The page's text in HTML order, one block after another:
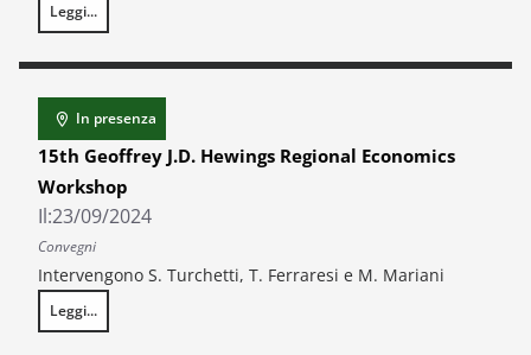
Leggi...
Thirteenth IAERE Annual Conference
In presenza
15th Geoffrey J.D. Hewings Regional Economics
Workshop
Il:23/09/2024
Convegni
Intervengono S. Turchetti, T. Ferraresi e M. Mariani
Leggi...
15th Geoffrey J.D. Hewings Regional Economics Workshop